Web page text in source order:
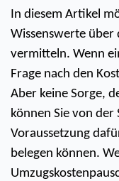
In diesem Artikel
Wissenswerte über
vermitteln. Wenn
Frage nach den
Aber keine Sorge,
können Sie von der
Voraussetzung
belegen können.